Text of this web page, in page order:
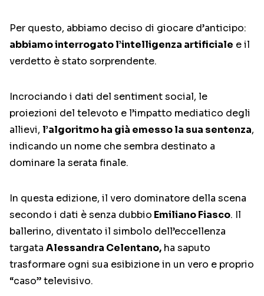
Per questo, abbiamo deciso di giocare d’anticipo:
abbiamo interrogato l’intelligenza artificiale e il
verdetto è stato sorprendente.
Incrociando i dati del sentiment social, le
proiezioni del televoto e l’impatto mediatico degli
allievi, l’algoritmo ha già emesso la sua sentenza,
indicando un nome che sembra destinato a
dominare la serata finale.
In questa edizione, il vero dominatore della scena
secondo i dati è senza dubbio Emiliano Fiasco. Il
ballerino, diventato il simbolo dell’eccellenza
targata Alessandra Celentano, ha saputo
trasformare ogni sua esibizione in un vero e proprio
“caso” televisivo.